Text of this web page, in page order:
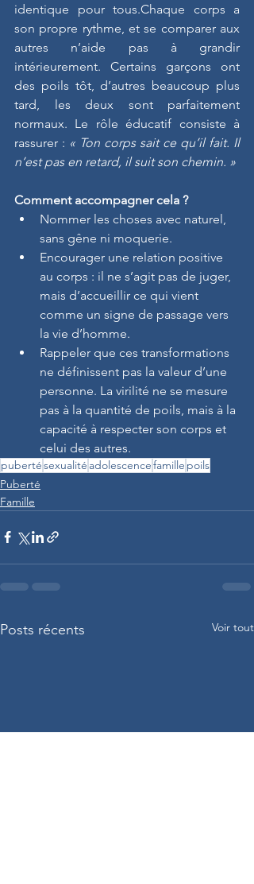
identique pour tous.Chaque corps a
son propre rythme, et se comparer aux
autres n’aide pas à grandir
intérieurement. Certains garçons ont
des poils tôt, d’autres beaucoup plus
tard, les deux sont parfaitement
normaux. Le rôle éducatif consiste à
rassurer : « Ton corps sait ce qu’il fait. Il
n’est pas en retard, il suit son chemin. »
Comment accompagner cela ?
Nommer les choses avec naturel,
sans gêne ni moquerie.
Encourager une relation positive
au corps : il ne s’agit pas de juger,
mais d’accueillir ce qui vient
comme un signe de passage vers
la vie d’homme.
Rappeler que ces transformations
ne définissent pas la valeur d’une
personne. La virilité ne se mesure
pas à la quantité de poils, mais à la
capacité à respecter son corps et
celui des autres.
pubertésexualité adolescencefamille poils
Puberté
Famille
Posts récents Voir tout